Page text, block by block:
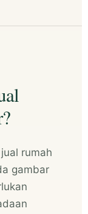
rumah
gambar